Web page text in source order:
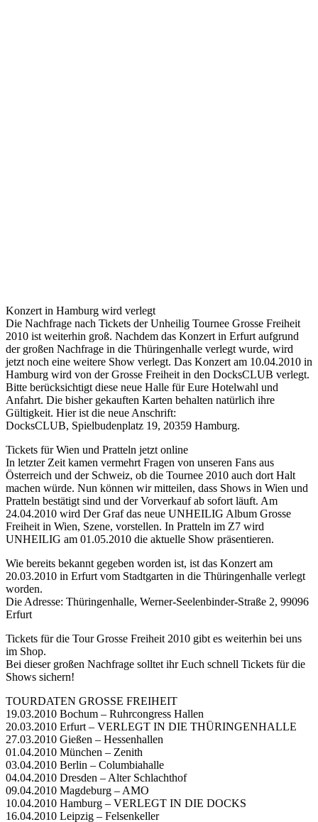
Konzert in Hamburg wird verlegt
Die Nachfrage nach Tickets der Unheilig Tournee Grosse Freiheit
2010 ist weiterhin groß. Nachdem das Konzert in Erfurt aufgrund
der großen Nachfrage in die Thüringenhalle verlegt wurde, wird
jetzt noch eine weitere Show verlegt. Das Konzert am 10.04.2010 in
Hamburg wird von der Grosse Freiheit in den DocksCLUB verlegt.
Bitte berücksichtigt diese neue Halle für Eure Hotelwahl und
Anfahrt. Die bisher gekauften Karten behalten natürlich ihre
Gültigkeit. Hier ist die neue Anschrift:
DocksCLUB, Spielbudenplatz 19, 20359 Hamburg.
Tickets für Wien und Pratteln jetzt online
In letzter Zeit kamen vermehrt Fragen von unseren Fans aus
Österreich und der Schweiz, ob die Tournee 2010 auch dort Halt
machen würde. Nun können wir mitteilen, dass Shows in Wien und
Pratteln bestätigt sind und der Vorverkauf ab sofort läuft. Am
24.04.2010 wird Der Graf das neue UNHEILIG Album Grosse
Freiheit in Wien, Szene, vorstellen. In Pratteln im Z7 wird
UNHEILIG am 01.05.2010 die aktuelle Show präsentieren.
Wie bereits bekannt gegeben worden ist, ist das Konzert am
20.03.2010 in Erfurt vom Stadtgarten in die Thüringenhalle verlegt
worden.
Die Adresse: Thüringenhalle, Werner-Seelenbinder-Straße 2, 99096
Erfurt
Tickets für die Tour Grosse Freiheit 2010 gibt es weiterhin bei uns
im Shop.
Bei dieser großen Nachfrage solltet ihr Euch schnell Tickets für die
Shows sichern!
TOURDATEN GROSSE FREIHEIT
19.03.2010 Bochum – Ruhrcongress Hallen
20.03.2010 Erfurt – VERLEGT IN DIE THÜRINGENHALLE
27.03.2010 Gießen – Hessenhallen
01.04.2010 München – Zenith
03.04.2010 Berlin – Columbiahalle
04.04.2010 Dresden – Alter Schlachthof
09.04.2010 Magdeburg – AMO
10.04.2010 Hamburg – VERLEGT IN DIE DOCKS
16.04.2010 Leipzig – Felsenkeller